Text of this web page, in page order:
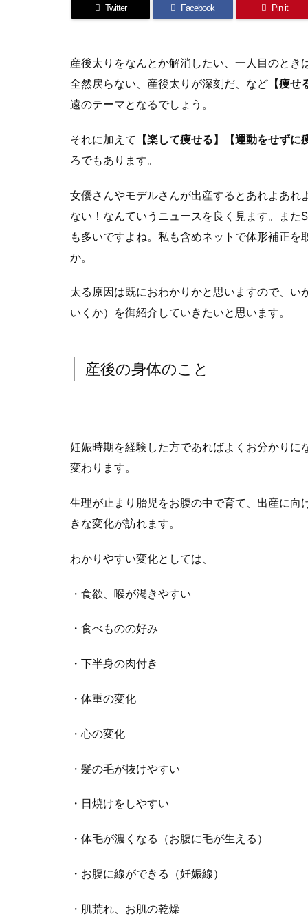
Twitter Facebook Pin it
産後太りをなんとか解消したい、一人目のと
全然戻らない、産後太りが深刻だ、など 【痩せ
遠のテーマとなるでしょう。
それに加えて 【楽して痩せる】【運動をせずに
ろでもあります。
女優さんやモデルさんが出産するとあれよあれ
ない！なんていうニュースを良く見ます。ま
も多いですよね。私も含めネットで体形補正
か。
太る原因は既におわかりかと思いますので、
いくか）を御紹介していきたいと思います。
産後の身体のこと
妊娠時期を経験した方であればよくお分かり
変わります。
生理が止まり胎児をお腹の中で育て、出産に
きな変化が訪れます。
わかりやすい変化としては、
・食欲、喉が渇きやすい
・食べものの好み
・下半身の肉付き
・体重の変化
・心の変化
・髪の毛が抜けやすい
・日焼けをしやすい
・体毛が濃くなる（お腹に毛が生える）
・お腹に線ができる（妊娠線）
・肌荒れ、お肌の乾燥